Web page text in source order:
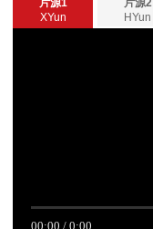
片源1
XYun
片源2
HYun